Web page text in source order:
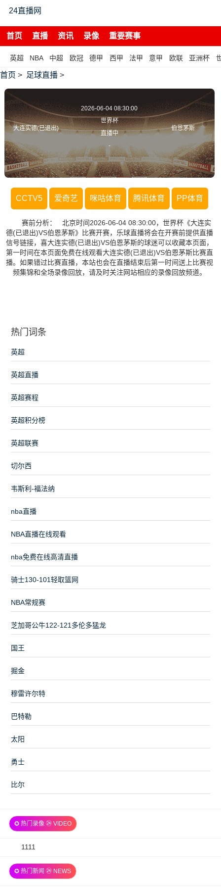
24直播网
首页 直播 资讯 录像 重要赛事
英超 NBA 中超 欧冠 德甲 西甲 法甲 意甲 欧联 亚洲杯
首页 > 足球直播 >
大连实德(已退出)
2026-06-04 08:30:00
世界杯
直播中
-
伯恩茅斯
CCTV5 爱奇艺 咪咕体育 腾讯体育 PP体育
赛前分析： 北京时间2026-06-04 08:30:00，世界杯《大连实
德(已退出)VS伯恩茅斯》比赛开赛，乐球直播将会在开赛前提供直播
信号链接，喜大连实德(已退出)VS伯恩茅斯的球迷可以收藏本页面，
第一时间在本页面免费在线观看大连实德(已退出)VS伯恩茅斯比赛直
播。如果错过比赛直播，本站也会在直播结束后第一时间送上比赛视
频集锦和全场录像回放，请及时关注网站相应的录像回放频道。
热门词条
英超
英超直播
英超赛程
英超积分榜
英超联赛
切尔西
韦斯利-福法纳
nba直播
NBA直播在线观看
nba免费在线高清直播
骑士130-101轻取篮网
NBA常规赛
芝加哥公牛122-121多伦多猛龙
国王
掘金
穆雷许尔特
巴特勒
太阳
勇士
比尔
✪ 热门录像 ㉔ VIDEO
2026-
06
1111
✪ 热门新闻 ㉔ NEWS